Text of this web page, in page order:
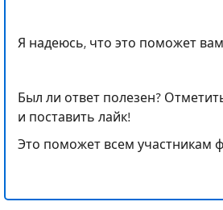
Я надеюсь, что это поможет
Был ли ответ полезен?
и поставить лайк!
Это поможет всем участникам